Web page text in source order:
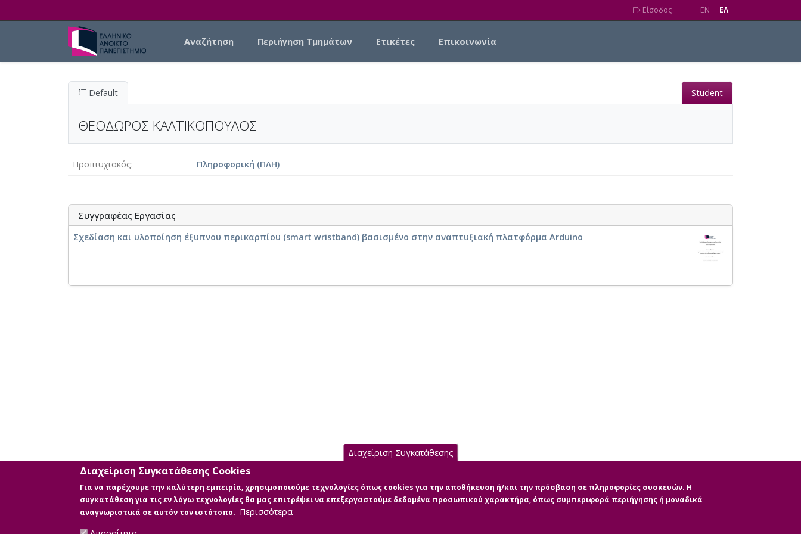
Είσοδος EN EΛ
Αναζήτηση Περιήγηση Τμημάτων Ετικέτες Επικοινωνία
Default Student
ΘΕΟΔΩΡΟΣ ΚΑΛΤΙΚΟΠΟΥΛΟΣ
Προπτυχιακός Πληροφορική (ΠΛΗ)
Συγγραφέας Εργασίας
Σχεδίαση και υλοποίηση έξυπνου περικαρπίου (smart wristband) βασισμένο στην αναπτυξιακή πλατφόρμα Arduino
Διαχείριση Συγκατάθεσης
Διαχείριση Συγκατάθεσης Cookies
Για να παρέχουμε την καλύτερη εμπειρία, χρησιμοποιούμε τεχνολογίες όπως cookies για την αποθήκευση ή/και την πρόσβαση σε πληροφορίες συσκευών. Η
συγκατάθεση για τις εν λόγω τεχνολογίες θα μας επιτρέψει να επεξεργαστούμε δεδομένα προσωπικού χαρακτήρα, όπως συμπεριφορά περιήγησης ή μοναδικά
αναγνωριστικά σε αυτόν τον ιστότοπο. Περισσότερα